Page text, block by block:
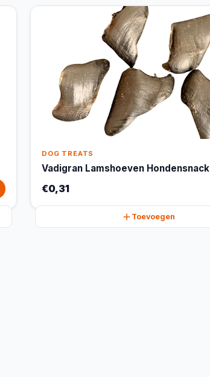
DOG TREATS
Vadigran Lamshoeven Hondensnack
€0,31
Toevoegen